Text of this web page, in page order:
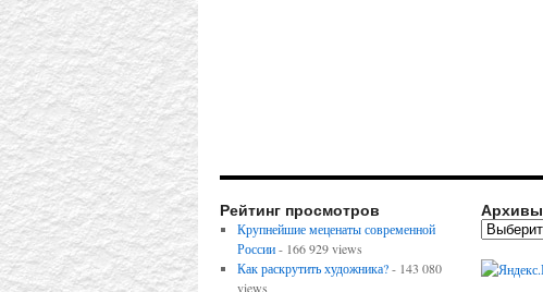
Рейтинг просмотров
Крупнейшие меценаты современной
России- 166 929 views
Как раскрутить художника?- 143 080
views
Архивы